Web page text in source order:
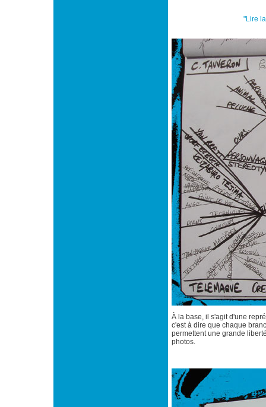
"Lire
À la base, il s'agit d'une
c'est à dire que chaque
permettent une grande
photos.